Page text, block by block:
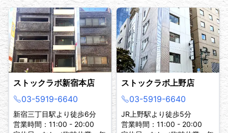
ストックラボ新宿本店
03-5919-6640
新宿三丁目駅より徒歩6分
営業時間：11:00 - 20:00
ストックラボ上野店
03-5919-6640
JR上野駅より徒歩5分
営業時間：11:00 - 20:00